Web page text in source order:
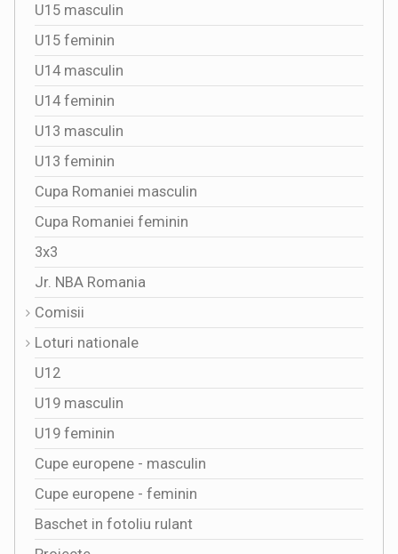
U15 masculin
U15 feminin
U14 masculin
U14 feminin
U13 masculin
U13 feminin
Cupa Romaniei masculin
Cupa Romaniei feminin
3x3
Jr. NBA Romania
Comisii
Loturi nationale
U12
U19 masculin
U19 feminin
Cupe europene - masculin
Cupe europene - feminin
Baschet in fotoliu rulant